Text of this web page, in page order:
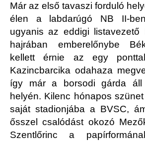
Már az első tavaszi forduló
élen a labdarúgó NB II-
ugyanis az eddigi listavezető
hajrában emberelőnybe
kellett érnie az egy
Kazincbarcika odahaza
így már a borsodi gárda
helyén. Kilenc hónapos
saját stadionjába a BVSC,
ősszel csalódást okozó
Szentlőrinc a